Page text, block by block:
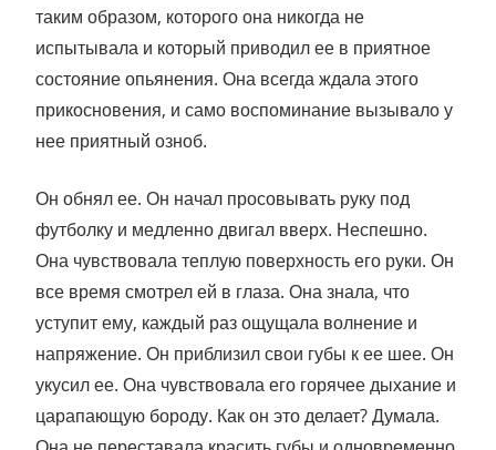
таким образом, которого она никогда не
испытывала и который приводил ее в приятное
состояние опьянения. Она всегда ждала этого
прикосновения, и само воспоминание вызывало у
нее приятный озноб.
Он обнял ее. Он начал просовывать руку под
футболку и медленно двигал вверх. Неспешно.
Она чувствовала теплую поверхность его руки. Он
все время смотрел ей в глаза. Она знала, что
уступит ему, каждый раз ощущала волнение и
напряжение. Он приблизил свои губы к ее шее. Он
укусил ее. Она чувствовала его горячее дыхание и
царапающую бороду. Как он это делает? Думала.